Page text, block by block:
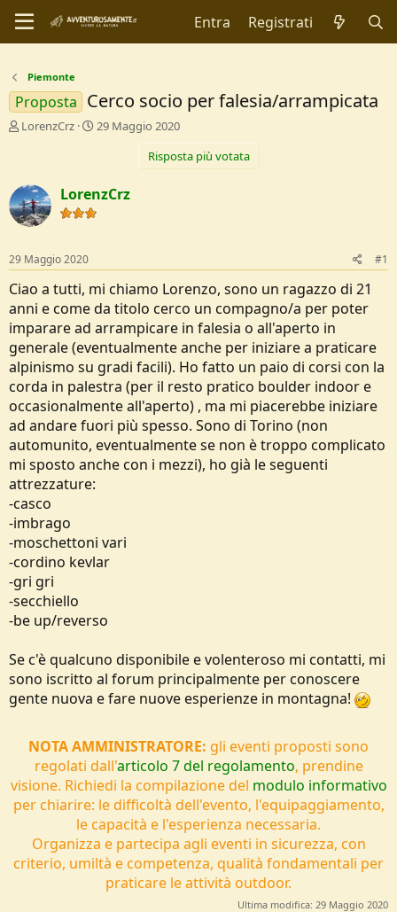
Entra Registrati
Piemonte
Proposta Cerco socio per falesia/arrampicata
C
t
o
r
D
i
s
u
s
s
i
o
n
e
LorenzCrz
D
d
i
z
i
o
29 Maggio 2020
Risposta più votata
LorenzCrz
29 Maggio 2020 #1
Ciao a tutti, mi chiamo Lorenzo, sono un ragazzo di 21
anni e come da titolo cerco un compagno/a per poter
imparare ad arrampicare in falesia o all'aperto in
generale (eventualmente anche per iniziare a praticare
alpinismo su gradi facili). Ho fatto un paio di corsi con la
corda in palestra (per il resto pratico boulder indoor e
occasionalmente all'aperto) , ma mi piacerebbe iniziare
ad andare fuori più spesso. Sono di Torino (non
automunito, eventualmente se non è troppo complicato
mi sposto anche con i mezzi), ho già le seguenti
attrezzature:
-casco
-imbrago
-moschettoni vari
-cordino kevlar
-gri gri
-secchiello
-be up/reverso
Se c'è qualcuno disponibile e volenteroso mi contatti, mi
sono iscritto al forum principalmente per conoscere
gente nuova e fare nuove esperienze in montagna!
NOTA AMMINISTRATORE: gli eventi proposti sono
regolati dall'articolo 7 del regolamento, prendine
visione. Richiedi la compilazione del modulo informativo
per chiarire: le difficoltà dell'evento, l'equipaggiamento,
le capacità e l'esperienza necessaria.
Organizza e partecipa agli eventi in sicurezza, con
criterio, umiltà e competenza, qualità fondamentali per
praticare le attività outdoor.
Ultima modifica: 29 Maggio 2020